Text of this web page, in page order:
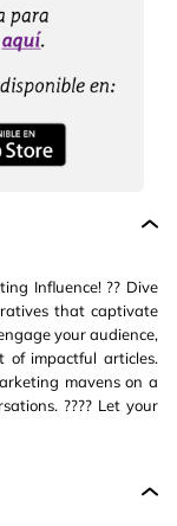
Influence! ?? Dive
that captivate
your audience,
of impactful articles.
mavens on a
???? Let your